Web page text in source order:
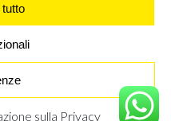
sulla Privacy
CAPPOTTO - MARRONE
24, 20122 Milano.